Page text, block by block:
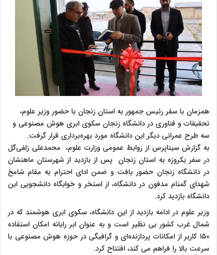
همزمان با سفر رئیس جمهور به استان زنجان با حضور وزیر علوم،
تحقیقات و فناوری در دانشگاه زنجان سکوی ابری هوش مصنوعی و
سه طرح عمرانی دیگر این دانشگاه مورد بهره‌برداری قرار گرفت.
به گزارش سیناپرس از روابط عمومی وزارت علوم، محمدعلی زلفی‌گل
در سفر یکروزه به استان زنجان پس از بازدید از شهرستان ماهنشان
در دانشگاه زنجان حضور یافت و ضمن ادای احترام به مقام شامخ
شهدای گمنام مدفون در دانشگاه، از استخر و خوابگاه دانشجویی این
دانشگاه بازدید کرد.
وزیر علوم در ادامه بازدید از این دانشگاه، سکوی ابری هوشمند که در
شمال غرب کشور بی نظیر است و به عنوان ابر رایانه امکان استفاده
۱۵۰ کاربر از امکانات پردازنده‌ای و گرافیگی در حوزه هوش مصنوعی با
سرعت بالا را فراهم می کند، افتتاح کرد.